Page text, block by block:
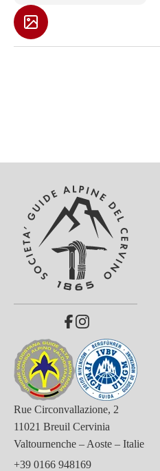
Rue Circonvallazione, 2
11021 Breuil Cervinia
Valtournenche – Aoste – Italie
+39 0166 948169